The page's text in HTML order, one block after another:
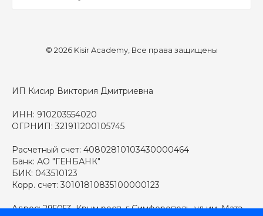
© 2026 Kisir Academy, Все права защищены
ИП Кисир Виктория Дмитриевна
ИНН: 910203554020
ОГРНИП: 321911200105745
Расчетный счет: 40802810103430000464
Банк: АО "ГЕНБАНК"
БИК: 043510123
Корр. счет: 30101810835100000123
Адрес: 295053, Крым респ, г Симферополь, ул им. Матэ